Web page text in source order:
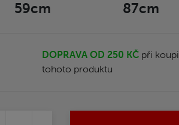
59cm 87cm
DOPRAVA OD 250 KČpři koupi
tohoto produktu